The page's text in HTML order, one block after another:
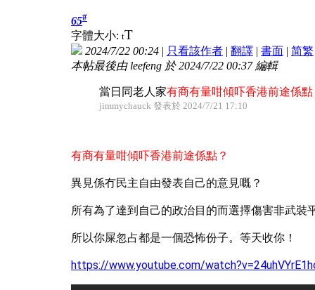
65#
字體大小: tT
2024/7/22 00:24 | 只看該作者 | 翻譯 | 書面 | 简繁
本帖最後由 leefeng 於 2024/7/22 00:37 編輯
當日同老人家有商有量咁傾吓香港前途係點
jimmychauck 發表於 2024/7/21 17:10
有商有量咁傾吓香港前途係點？
異見係冇民主自由發表自己的意見嘅？
所有為了達到自己的政治目的而選擇傷害非武裝
所以你屎忽占都是一個恐怖份子。等天收你！
https://www.youtube.com/